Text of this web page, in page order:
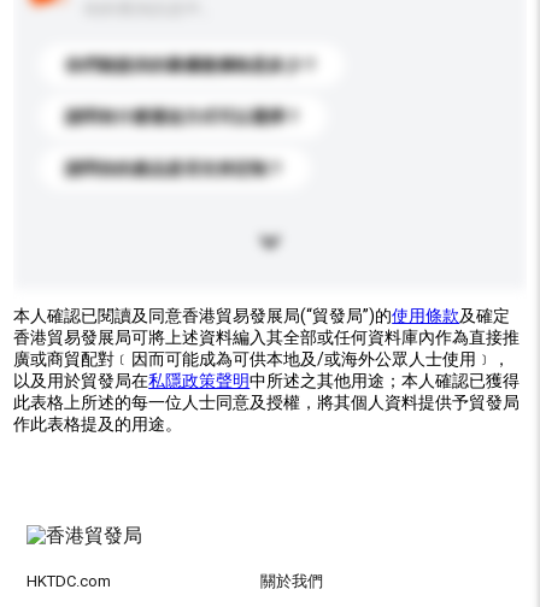
你們能提供的最優惠價格是多少？
請問有什麼運送方式可以選擇？
請問你的產品是否支持定制？
本人確認已閱讀及同意香港貿易發展局(“貿發局”)的使用條款及確定
香港貿易發展局可將上述資料編入其全部或任何資料庫內作為直接推
廣或商貿配對﹝因而可能成為可供本地及/或海外公眾人士使用﹞，
以及用於貿發局在私隱政策聲明中所述之其他用途；本人確認已獲得
此表格上所述的每一位人士同意及授權，將其個人資料提供予貿發局
作此表格提及的用途。
HKTDC.com 關於我們